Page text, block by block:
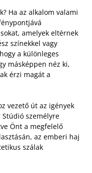
Ha az alkalom valami
amelyek eltérnek
színekkel vagy
a különleges
másképpen néz ki,
érzi magát a
vezető út az igények
Stúdió személyre
Önt a megfelelő
az emberi haj
szálak